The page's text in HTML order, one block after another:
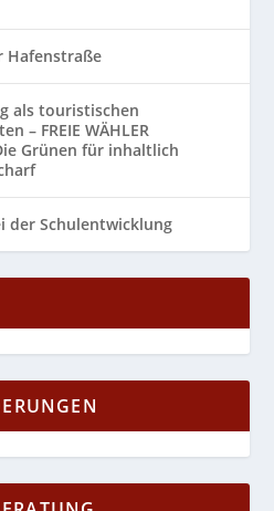
Hafenstraße
als touristischen
– FREIE WÄHLER
Grünen für inhaltlich
der Schulentwicklung